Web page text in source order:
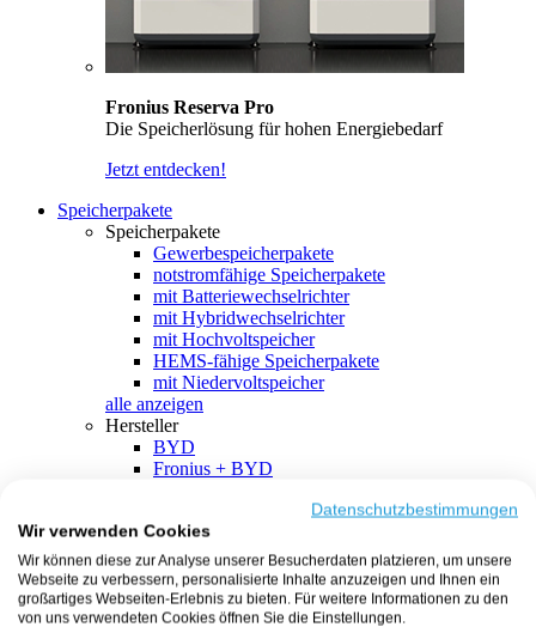
Fronius Reserva Pro
Die Speicherlösung für hohen Energiebedarf
Jetzt entdecken!
Speicherpakete
Speicherpakete
Gewerbespeicherpakete
notstromfähige Speicherpakete
mit Batteriewechselrichter
mit Hybridwechselrichter
mit Hochvoltspeicher
HEMS-fähige Speicherpakete
mit Niedervoltspeicher
alle anzeigen
Hersteller
BYD
Fronius + BYD
SMA + BYD
EcoFlow
EcoFlow + EcoFlow
FENECON
FENECON + FENECON
Datenschutzbestimmungen
Wir verwenden Cookies
Wir können diese zur Analyse unserer Besucherdaten platzieren, um unsere
Webseite zu verbessern, personalisierte Inhalte anzuzeigen und Ihnen ein
großartiges Webseiten-Erlebnis zu bieten. Für weitere Informationen zu den
von uns verwendeten Cookies öffnen Sie die Einstellungen.